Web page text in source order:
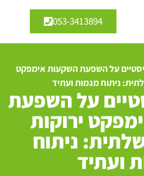
053-3413894
על השפעת השקעות אימפקט
ניתוח מגמות ועתיד
על השפעת
ירוקות
ניתוח
ועתיד